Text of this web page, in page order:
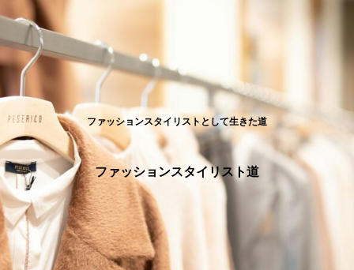
ファッションスタイリストとして生きた道
ファッションスタイリスト道